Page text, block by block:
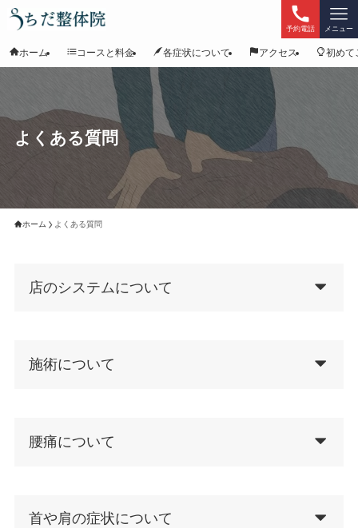
予約電話 メニュー
ホーム コースと料金 各症状について アクセス 初めて
よくある質問
ホーム よくある質問
店のシステムについて
施術について
腰痛について
首や肩の症状について